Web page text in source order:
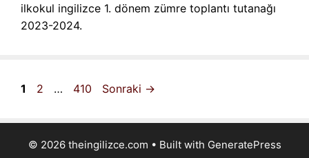
ilkokul ingilizce 1. dönem zümre toplantı tutanağı
2023-2024.
Sayfa
1 Sayfa
2 … Sayfa
410 Sonraki →
© 2026 theingilizce.com • Built with GeneratePress